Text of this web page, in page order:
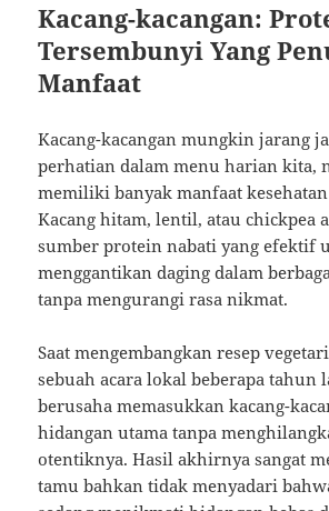
Kacang-kacangan:
Tersembunyi Yang
Manfaat
Kacang-kacangan mungkin jarang
perhatian dalam menu harian kita,
memiliki banyak manfaat
Kacang hitam, lentil, atau chickpea
sumber protein nabati yang efektif
menggantikan daging dalam
tanpa mengurangi rasa nikmat.
Saat mengembangkan resep
sebuah acara lokal beberapa tahun
berusaha memasukkan kacang-
hidangan utama tanpa
otentiknya. Hasil akhirnya sangat
tamu bahkan tidak menyadari